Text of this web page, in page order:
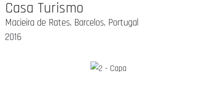
Casa Turismo
Macieira de Rates, Barcelos, Portugal
2016